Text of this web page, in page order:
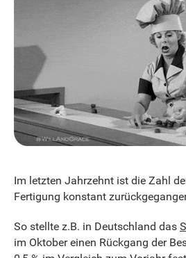
Im letzten Jahrzehnt ist die Zahl
Fertigung konstant
So stellte z.B. in Deutschland das
im Oktober einen Rückgang der